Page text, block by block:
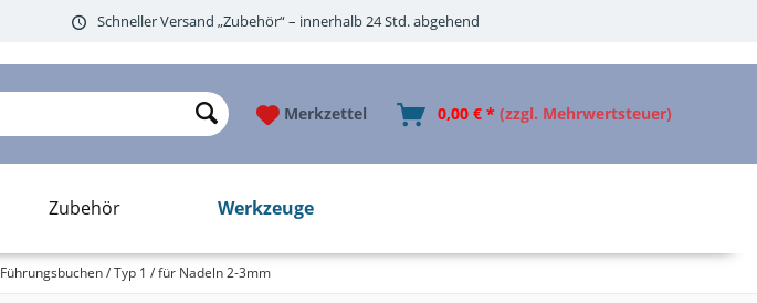
Schneller Versand „Zubehör“ – innerhalb 24 Std. abgehend
Merkzettel 0,00 € * (zzgl. Mehrwertsteuer)
Zubehör Werkzeuge
Führungsbuchen / Typ 1 / für Nadeln 2-3mm